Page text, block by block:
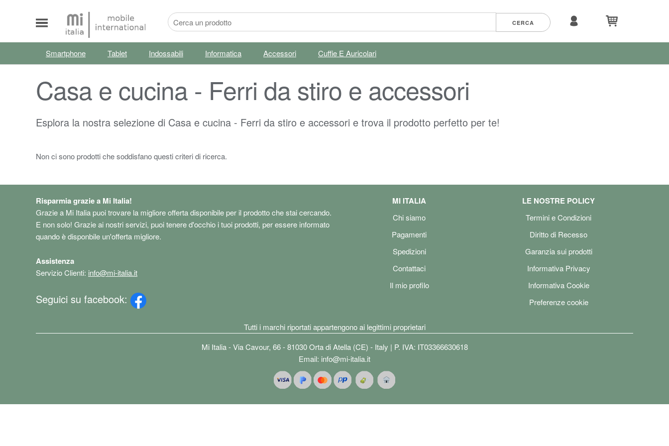
Smartphone Tablet Indossabili Informatica Accessori Cuffie E Auricolari
Casa e cucina - Ferri da stiro e accessori
Esplora la nostra selezione di Casa e cucina - Ferri da stiro e accessori e trova il prodotto perfetto per te!
Non ci sono prodotti che soddisfano questi criteri di ricerca.
Risparmia grazie a Mi Italia!
Grazie a Mi Italia puoi trovare la migliore offerta disponibile per il prodotto che stai cercando.
E non solo! Grazie ai nostri servizi, puoi tenere d'occhio i tuoi prodotti, per essere informato
quando è disponbile un'offerta migliore.
Assistenza
Servizio Clienti: info@mi-italia.it
Seguici su facebook:
MI ITALIA
Chi siamo
Pagamenti
Spedizioni
Contattaci
Il mio profilo
LE NOSTRE POLICY
Termini e Condizioni
Diritto di Recesso
Garanzia sui prodotti
Informativa Privacy
Informativa Cookie
Preferenze cookie
Tutti i marchi riportati appartengono ai legittimi proprietari
Mi Italia - Via Cavour, 66 - 81030 Orta di Atella (CE) - Italy | P. IVA: IT03366630618
Email: info@mi-italia.it